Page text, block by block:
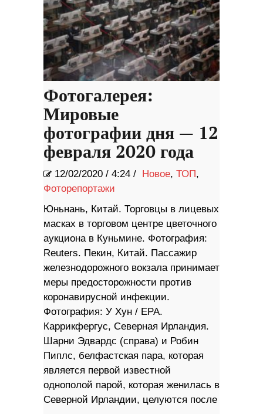
Фотогалерея:
Мировые
фотографии дня — 12
февраля 2020 года
12/02/2020 / 4:24 / Новое, ТОП,
Фоторепортажи
Юньнань, Китай. Торговцы в лицевых
масках в торговом центре цветочного
аукциона в Куньмине. Фотография:
Reuters. Пекин, Китай. Пассажир
железнодорожного вокзала принимает
меры предосторожности против
коронавирусной инфекции.
Фотография: У Хун / EPA.
Каррикфергус, Северная Ирландия.
Шарни Эдвардс (справа) и Робин
Пиплс, белфастская пара, которая
является первой известной
однополой парой, которая женилась в
Северной Ирландии, целуются после